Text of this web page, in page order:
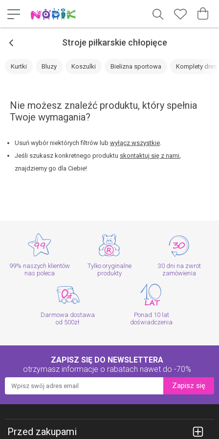
< Stroje piłkarskie chłopięce
Kurtki Bluzy Koszulki Bielizna sportowa Komplety
Nie możesz znaleźć produktu, który spełnia
Twoje wymagania?
Usuń wybór niektórych filtrów lub wyłącz wszystkie.
Jeśli szukasz konkretnego produktu skontaktuj się z nami,
znajdziemy go dla Ciebie!
99% naszych klientów
nas poleca
Tylko oryginalne
produkty
30 dni na zwrot
zamówienia
Darmowa dostawa
od 500zł
Ponad 10 lat
doświadczenia
ZAPISZ SIĘ DO NEWSLETTERA
otrzymasz informacje o rabatach nawet do -70%
Zapisz się
Przed zakupami